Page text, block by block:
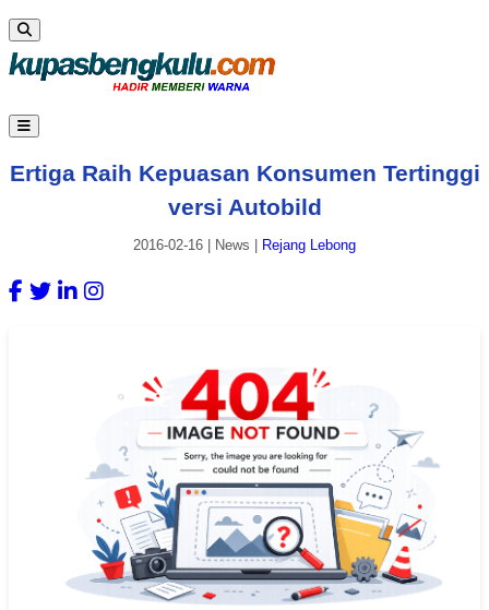
Ertiga Raih Kepuasan Konsumen Tertinggi
versi Autobild
2016-02-16 News Rejang Lebong